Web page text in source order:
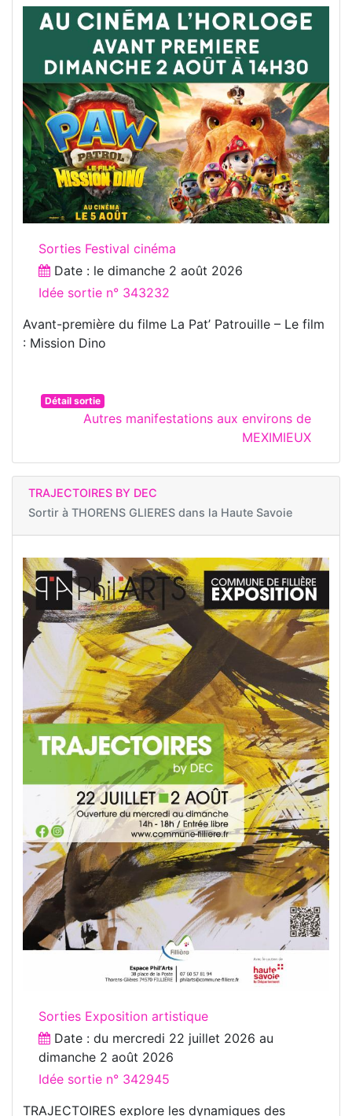
Sorties Festival cinéma
Date : le dimanche 2 août 2026
Idée sortie n° 343232
Avant-première du filme La Pat’ Patrouille – Le film
: Mission Dino
Détail sortie
Autres manifestations aux environs de
MEXIMIEUX
TRAJECTOIRES BY DEC
Sortir à THORENS GLIERES dans la Haute Savoie
Sorties Exposition artistique
Date : du mercredi 22 juillet 2026 au
dimanche 2 août 2026
Idée sortie n° 342945
TRAJECTOIRES explore les dynamiques des